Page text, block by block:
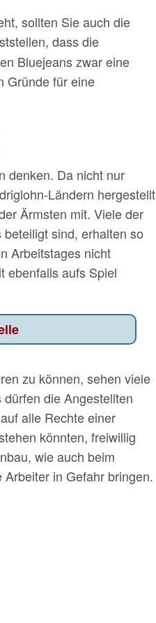
sollten Sie auch die
dass die
Bluejeans zwar eine
Gründe für eine
denken. Da nicht nur
Ländern hergestellt
Ärmsten mit. Viele der
sind, erhalten so
Arbeitstages nicht
ebenfalls aufs Spiel
zu können, sehen viele
die Angestellten
alle Rechte einer
könnten, freiwillig
wie auch beim
in Gefahr bringen.